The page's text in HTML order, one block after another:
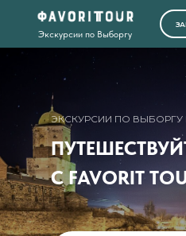
Экскурсии по Выборгу
С FAVORIT
ЭКСКУРСИИ ПО